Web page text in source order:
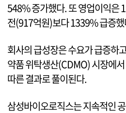
548% 증가했다. 또 영업이익은
전(917억원)보다 1339% 급증
회사의 급성장은 수요가 급증하
약품 위탁생산(CDMO) 시장에
따른 결과로 풀이된다.
삼성바이오로직스는 지속적인